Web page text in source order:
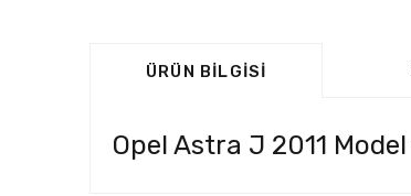
ÜRÜN BILGISI
Opel Astra J 2011